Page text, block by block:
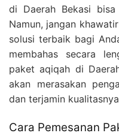
di Daerah Bekasi
Namun, jangan
solusi terbaik bagi
membahas secara
paket aqiqah di
akan merasakan
dan terjamin
Cara Pemesanan